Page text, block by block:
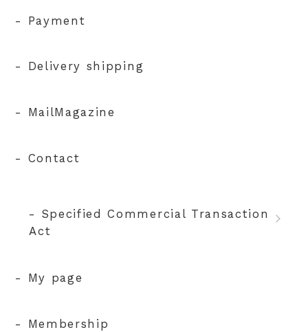
- Payment
- Delivery shipping
- MailMagazine
- Contact
- Specified Commercial Transaction
Act
- My page
- Membership